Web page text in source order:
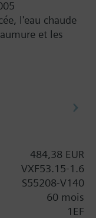
l'eau chaude
et les
V..F43..,
à brides
484,38 EUR
VXF53.15-1.6
S55208-V140
60 mois
1EF